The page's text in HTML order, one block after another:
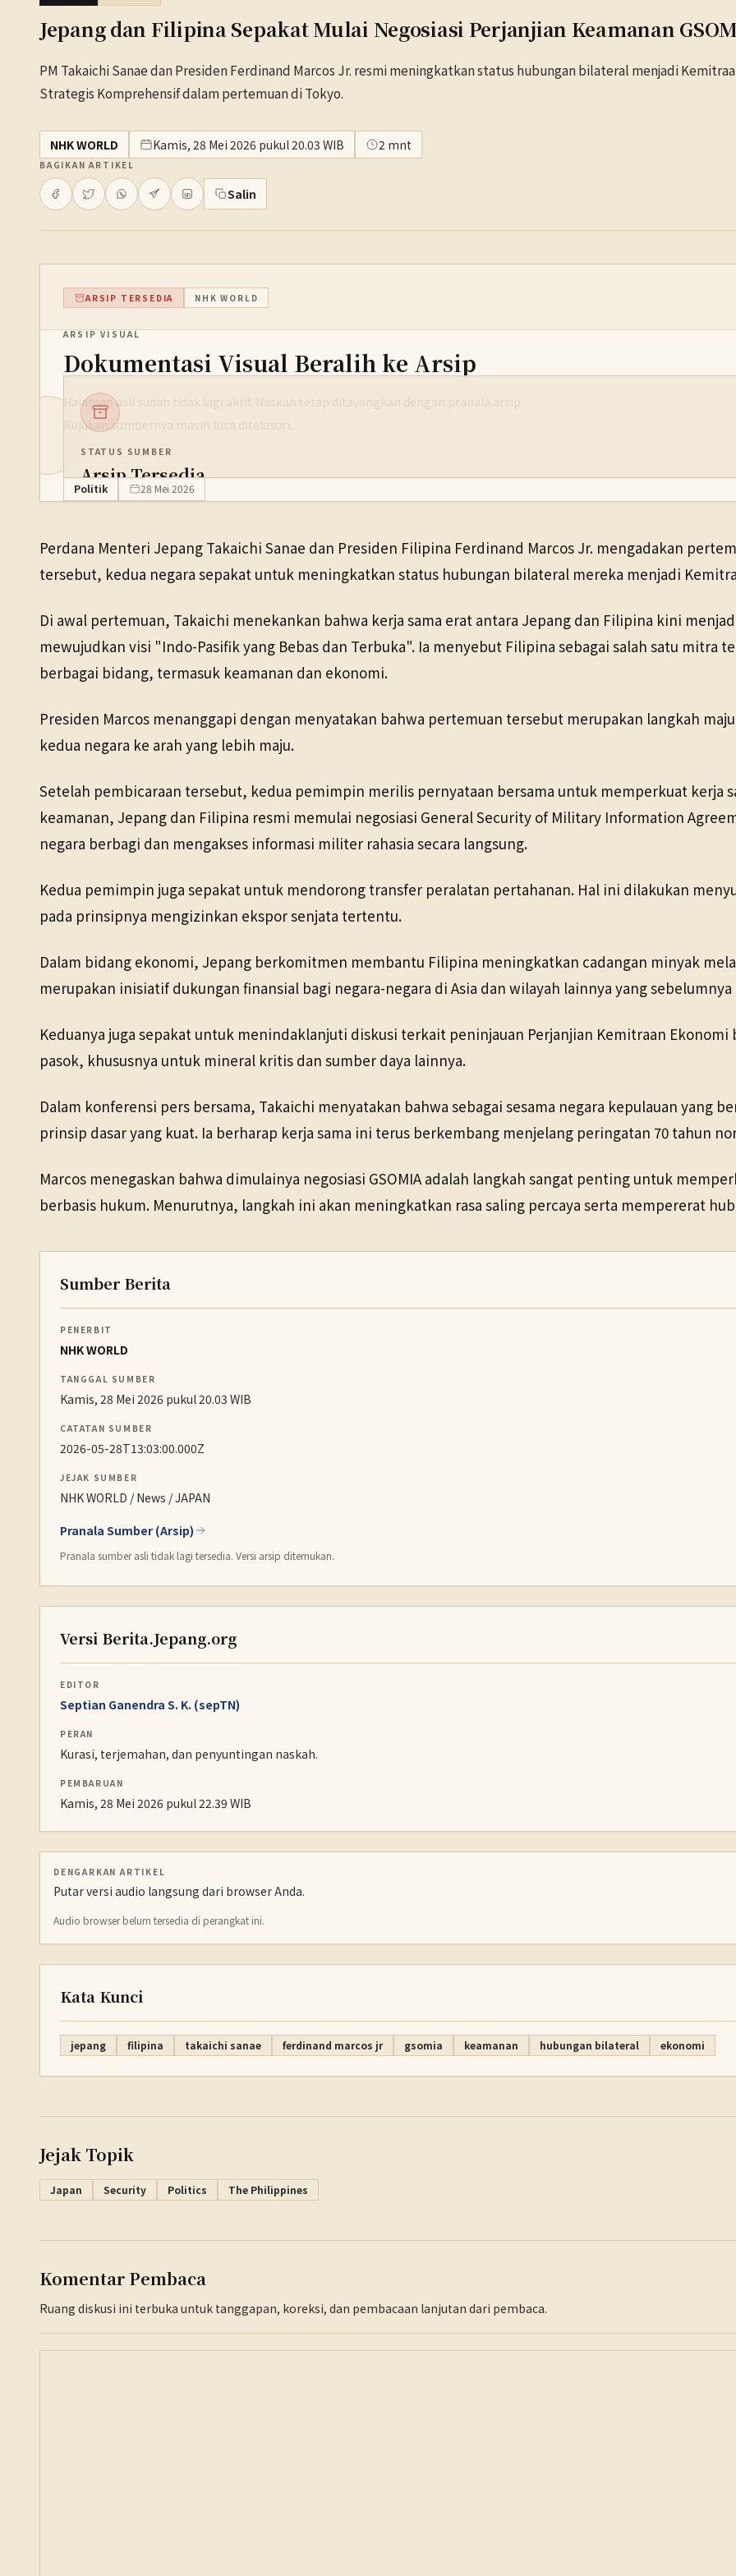
Jepang dan Filipina Sepakat Mulai Negosiasi Perjanjian Keamanan
PM Takaichi Sanae dan Presiden Ferdinand Marcos Jr. resmi meningkatkan status hubungan bilateral menjadi
Strategis Komprehensif dalam pertemuan di Tokyo.
NHK WORLD Kamis, 28 Mei 2026 pukul 20.03 WIB 2 mnt
BAGIKAN ARTIKEL
Salin
ARSIP TERSEDIA NHK WORLD
ARSIP VISUAL
Dokumentasi Visual Beralih ke Arsip
Halaman asli sudah tidak lagi aktif. Naskah tetap ditayangkan dengan pranala arsip.
Rujukan sumbernya masih bisa ditelusuri.
Politik 28 Mei 2026
STATUS SUMBER
Arsip Tersedia
TANGGAL SUMBER
28 Mei 2026
Pranala sumber asli tidak lagi tersedia. Versi arsip ditemukan.
Perdana Menteri Jepang Takaichi Sanae dan Presiden Filipina Ferdinand Marcos Jr. mengadakan
tersebut, kedua negara sepakat untuk meningkatkan status hubungan bilateral mereka menjadi
Di awal pertemuan, Takaichi menekankan bahwa kerja sama erat antara Jepang dan Filipina kini
mewujudkan visi "Indo-Pasifik yang Bebas dan Terbuka". Ia menyebut Filipina sebagai salah satu mitra
berbagai bidang, termasuk keamanan dan ekonomi.
Presiden Marcos menanggapi dengan menyatakan bahwa pertemuan tersebut merupakan langkah
kedua negara ke arah yang lebih maju.
Setelah pembicaraan tersebut, kedua pemimpin merilis pernyataan bersama untuk memperkuat kerja
keamanan, Jepang dan Filipina resmi memulai negosiasi General Security of Military Information
negara berbagi dan mengakses informasi militer rahasia secara langsung.
Kedua pemimpin juga sepakat untuk mendorong transfer peralatan pertahanan. Hal ini dilakukan
pada prinsipnya mengizinkan ekspor senjata tertentu.
Dalam bidang ekonomi, Jepang berkomitmen membantu Filipina meningkatkan cadangan minyak
merupakan inisiatif dukungan finansial bagi negara-negara di Asia dan wilayah lainnya yang
Keduanya juga sepakat untuk menindaklanjuti diskusi terkait peninjauan Perjanjian Kemitraan
pasok, khususnya untuk mineral kritis dan sumber daya lainnya.
Dalam konferensi pers bersama, Takaichi menyatakan bahwa sebagai sesama negara kepulauan yang
prinsip dasar yang kuat. Ia berharap kerja sama ini terus berkembang menjelang peringatan 70 tahun
Marcos menegaskan bahwa dimulainya negosiasi GSOMIA adalah langkah sangat penting untuk
berbasis hukum. Menurutnya, langkah ini akan meningkatkan rasa saling percaya serta mempererat
Sumber Berita
PENERBIT
NHK WORLD
TANGGAL SUMBER
Kamis, 28 Mei 2026 pukul 20.03 WIB
CATATAN SUMBER
2026-05-28T13:03:00.000Z
JEJAK SUMBER
NHK WORLD / News / JAPAN
Pranala Sumber (Arsip)
Pranala sumber asli tidak lagi tersedia. Versi arsip ditemukan.
Versi Berita.Jepang.org
EDITOR
Septian Ganendra S. K. (sepTN)
PERAN
Kurasi, terjemahan, dan penyuntingan naskah.
PEMBARUAN
Kamis, 28 Mei 2026 pukul 22.39 WIB
DENGARKAN ARTIKEL
Putar versi audio langsung dari browser Anda.
Audio browser belum tersedia di perangkat ini.
Kata Kunci
jepang filipina takaichi sanae ferdinand marcos jr gsomia keamanan hubungan bilateral ekonomi
Jejak Topik
Japan Security Politics The Philippines
Komentar Pembaca
Ruang diskusi ini terbuka untuk tanggapan, koreksi, dan pembacaan lanjutan dari pembaca.